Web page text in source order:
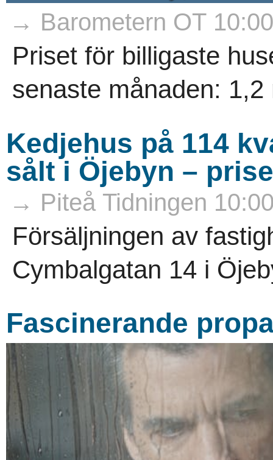
→ Barometern OT 10:00
Priset för billigaste
senaste månaden: 1,2
Kedjehus på 114
sålt i Öjebyn –
→ Piteå Tidningen
Försäljningen av
Cymbalgatan 14 i
Fascinerande